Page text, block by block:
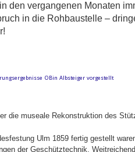
den vergangenen Monaten
in die Rohbaustelle –
OBin Albsteiger vorgestellt
die museale Rekonstruktion des
Ulm 1859 fertig gestellt
der Geschütztechnik.